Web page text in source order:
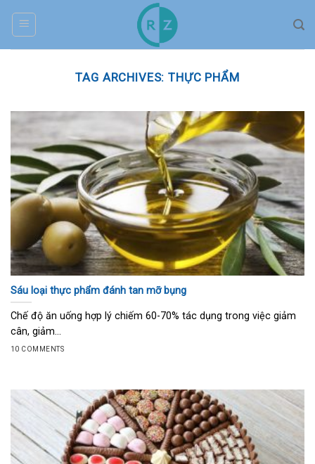
TAG ARCHIVES:THỰC PHẨM
Sáu loại thực phẩm đánh tan mỡ bụng
Chế độ ăn uống hợp lý chiếm 60-70% tác dụng trong việc giảm
cân, giảm...
10 COMMENTS